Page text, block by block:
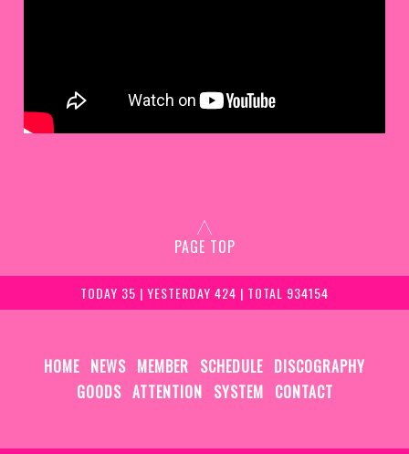
PAGE TOP
TODAY 35 | YESTERDAY 424 | TOTAL 934154
HOME NEWS MEMBER SCHEDULE DISCOGRAPHY
GOODS ATTENTION SYSTEM CONTACT